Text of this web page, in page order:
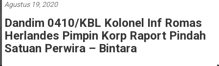
Agustus 19, 2020
Dandim 0410/KBL Kolonel Inf Romas
Herlandes Pimpin Korp Raport Pindah
Satuan Perwira – Bintara